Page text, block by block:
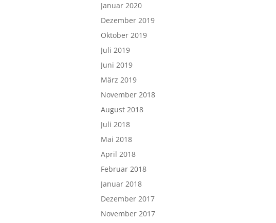
Januar 2020
Dezember 2019
Oktober 2019
Juli 2019
Juni 2019
März 2019
November 2018
August 2018
Juli 2018
Mai 2018
April 2018
Februar 2018
Januar 2018
Dezember 2017
November 2017